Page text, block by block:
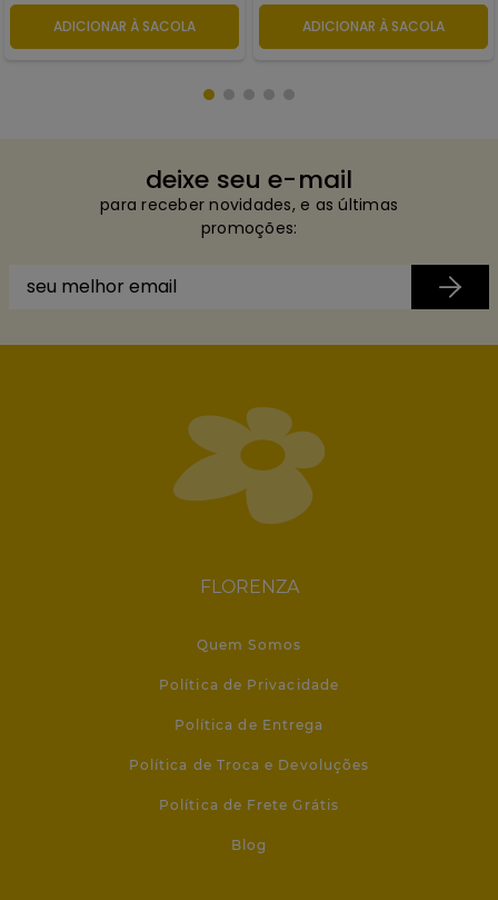
ADICIONAR À SACOLA ADICIONAR À SACOLA
deixe seu e-mail
para receber novidades, e as últimas
promoções:
FLORENZA
Quem Somos
Política de Privacidade
Política de Entrega
Política de Troca e Devoluções
Política de Frete Grátis
Blog